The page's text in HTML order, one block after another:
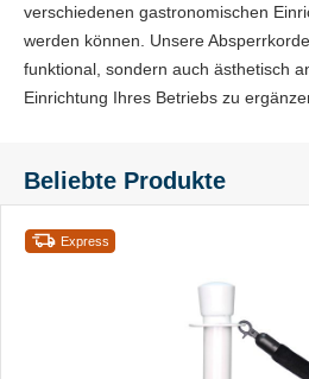
verschiedenen gastronomischen
werden können. Unsere
funktional, sondern auch ästhetisch
Einrichtung Ihres Betriebs zu
Beliebte Produkte
Express